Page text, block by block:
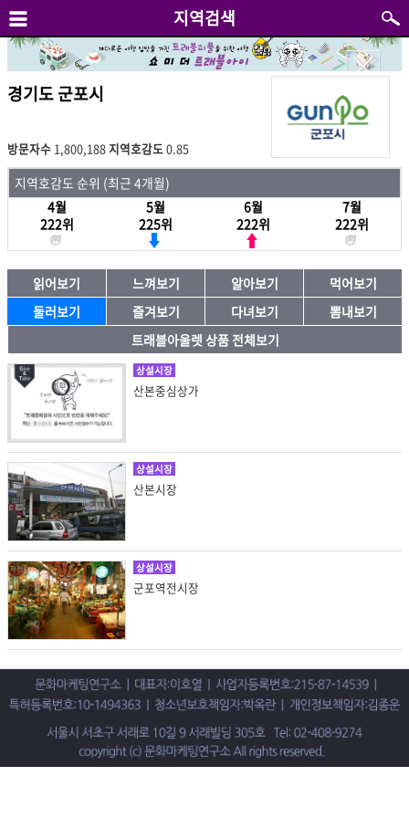
지역검색
경기도 군포시
방문자수 1,800,188지역호감도0.85
지역호감도 순위 (최근 4개월)
4월
222위
5월
225위
6월
222위
7월
222위
읽어보기 느껴보기 알아보기
먹어보기
둘러보기
즐겨보기 다녀보기
뽐내보기
트래블아울렛 상품 전체보기
상설시장
산본중심상가
상설시장
산본시장
상설시장
군포역전시장